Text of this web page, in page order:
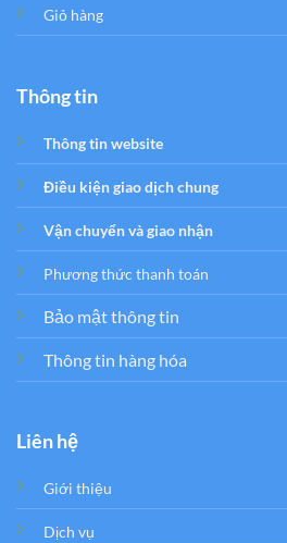
Giỏ hàng
Thông tin
Thông tin website
Điều kiện giao dịch chung
Vận chuyển và giao nhận
Phương thức thanh toán
Bảo mật thông tin
Thông tin hàng hóa
Liên hệ
Giới thiệu
Dịch vụ